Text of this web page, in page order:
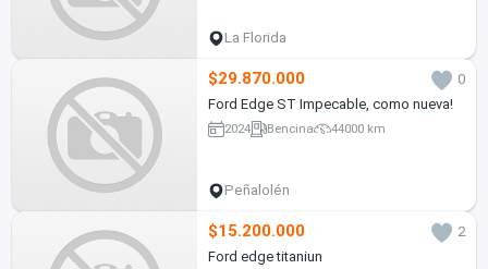
La Florida
$29.870.000
0
Ford Edge ST Impecable, como nueva!
2024 Bencina 44000 km
Peñalolén
$15.200.000
2
Ford edge titaniun